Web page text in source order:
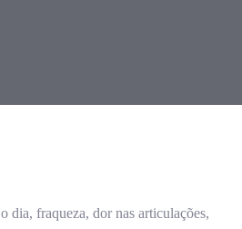
dia, fraqueza, dor nas articulações,